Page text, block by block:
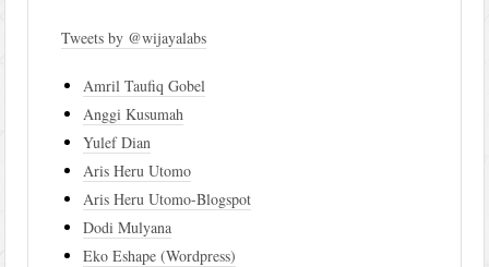
Tweets by @wijayalabs
Amril Taufiq Gobel
Anggi Kusumah
Yulef Dian
Aris Heru Utomo
Aris Heru Utomo-Blogspot
Dodi Mulyana
Eko Eshape (Wordpress)